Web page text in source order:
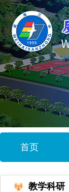
首页
教学科研